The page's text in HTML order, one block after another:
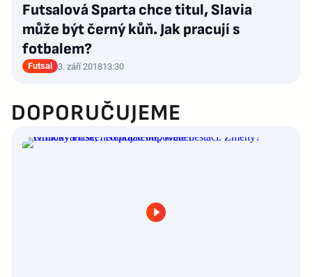
Futsalová Sparta chce titul, Slavia
může být černý kůň. Jak pracují s
fotbalem?
Futsal 3. září 201813:30
DOPORUČUJEME